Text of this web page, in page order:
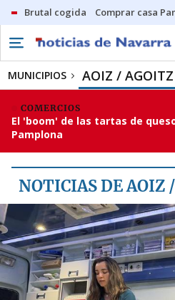
Brutal cogida Comprar casa
MUNICIPIOS AOIZ / AGOITZ
COMERCIOS
El 'boom' de las tartas de
Pamplona
NOTICIAS DE AOIZ
MUNICIPIOS
AOIZ / AGOITZ
AURITZ / BURGUETE
BURGUI
LUMBIER